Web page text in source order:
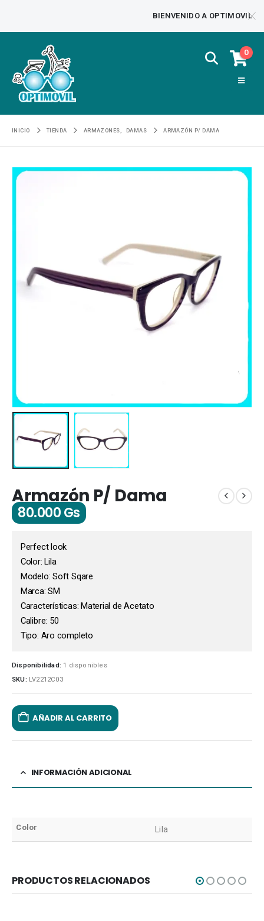
BIENVENIDO A OPTIMOVIL
0
INICIO TIENDA ARMAZONES DAMAS ARMAZÓN P/ DAMA
Armazón P/ Dama
80.000Gs
Perfect look
Color: Lila
Modelo: Soft Sqare
Marca: SM
Características: Material de Acetato
Calibre: 50
Tipo: Aro completo
Disponibilidad: 1 disponibles
SKU: LV2212C03
AÑADIR AL CARRITO
INFORMACIÓN ADICIONAL
Color Lila
PRODUCTOS RELACIONADOS